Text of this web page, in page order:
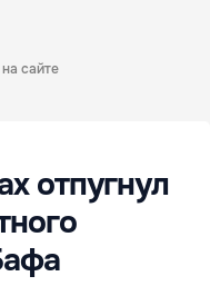
сайте
отпугнул